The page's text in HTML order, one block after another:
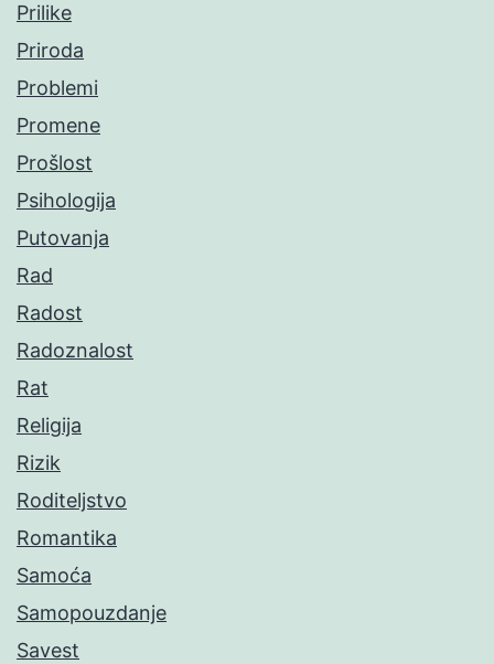
Prilike
Priroda
Problemi
Promene
Prošlost
Psihologija
Putovanja
Rad
Radost
Radoznalost
Rat
Religija
Rizik
Roditeljstvo
Romantika
Samoća
Samopouzdanje
Savest